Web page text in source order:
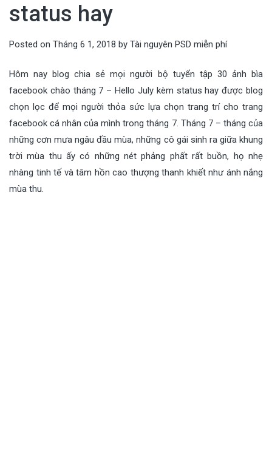
status hay
Posted on Tháng 6 1, 2018 by Tài nguyên PSD miễn phí
Hôm nay blog chia sẻ mọi người bộ tuyển tập 30 ảnh bìa
facebook chào tháng 7 – Hello July kèm status hay được blog
chọn lọc để mọi người thỏa sức lựa chọn trang trí cho trang
facebook cá nhân của mình trong tháng 7. Tháng 7 – tháng của
những cơn mưa ngâu đầu mùa, những cô gái sinh ra giữa khung
trời mùa thu ấy có những nét phảng phất rất buồn, họ nhẹ
nhàng tinh tế và tâm hồn cao thượng thanh khiết như ánh nắng
mùa thu.